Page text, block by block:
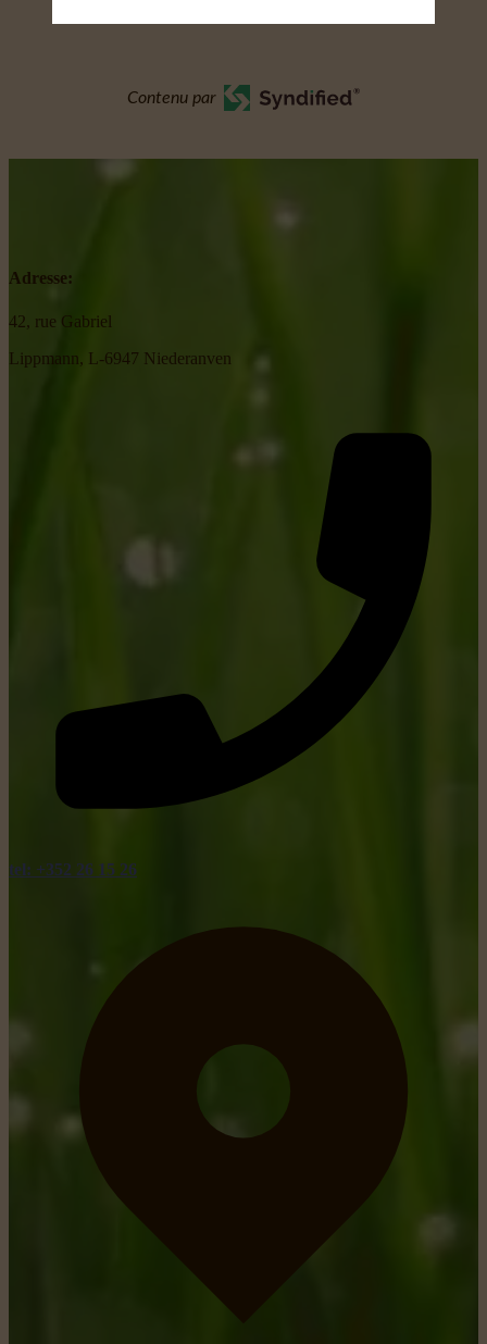
Contenu par
Adresse:
42, rue Gabriel
Lippmann, L-6947 Niederanven
tel: +352 26 15 26